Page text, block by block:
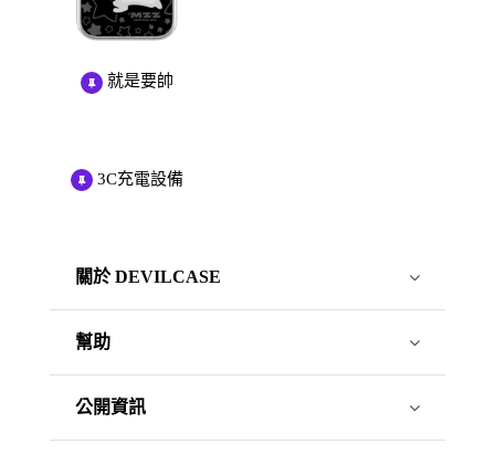
就是要帥
3C充電設備
關於 DEVILCASE
幫助
公開資訊